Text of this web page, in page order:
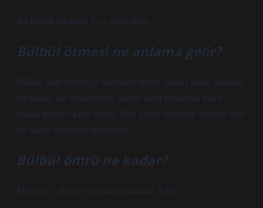
Bir bülbül ortalama 5 yıl yaşayabilir.
Bülbül ötmesi ne anlama gelir?
Bülbül, güle duyduğu özlemden dolayı sabaha kadar ağlayan
bir aşıktır. Bu benzetmede, bülbül diğer kuşlardan farklı
olarak geceleri şarkı söyler. Bazı şairler bülbülün ağıtının ilahi
bir takdir olduğunu düşünürler.
Bülbül ömrü ne kadar?
Memeler 1 ila 5 yıl yaşarlar (ortalama 3.80).